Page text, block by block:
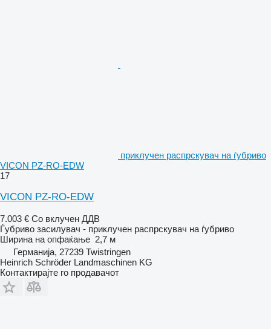
приклучен распрскувач на ѓубриво
VICON PZ-RO-EDW
17
VICON PZ-RO-EDW
7.003 € Со вклучен ДДВ
Ѓубриво засилувач - приклучен распрскувач на ѓубриво
Ширина на опфаќање 2,7 м
Германија, 27239 Twistringen
Heinrich Schröder Landmaschinen KG
Контактирајте го продавачот